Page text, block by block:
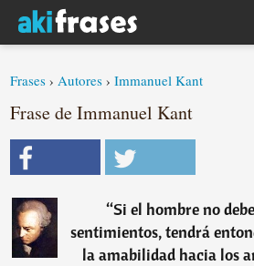
Frases ›Autores ›Immanuel Kant
Frase de Immanuel Kant
“Si el hombre no
sentimientos, tendrá
la amabilidad hacia los